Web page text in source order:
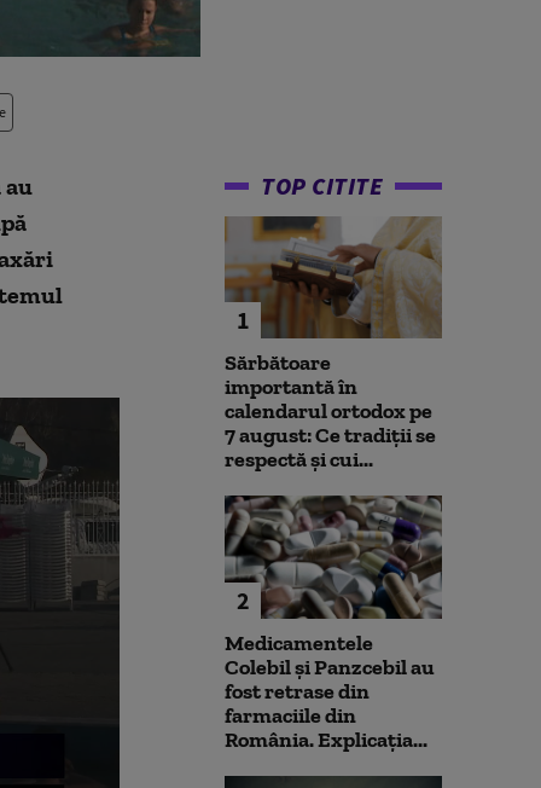
au
TOP CITITE
1
Sărbătoare
importantă în
calendarul ortodox pe
7 august: Ce tradiții se
respectă și cui...
2
Medicamentele
Colebil și Panzcebil au
fost retrase din
farmaciile din
România. Explicația...